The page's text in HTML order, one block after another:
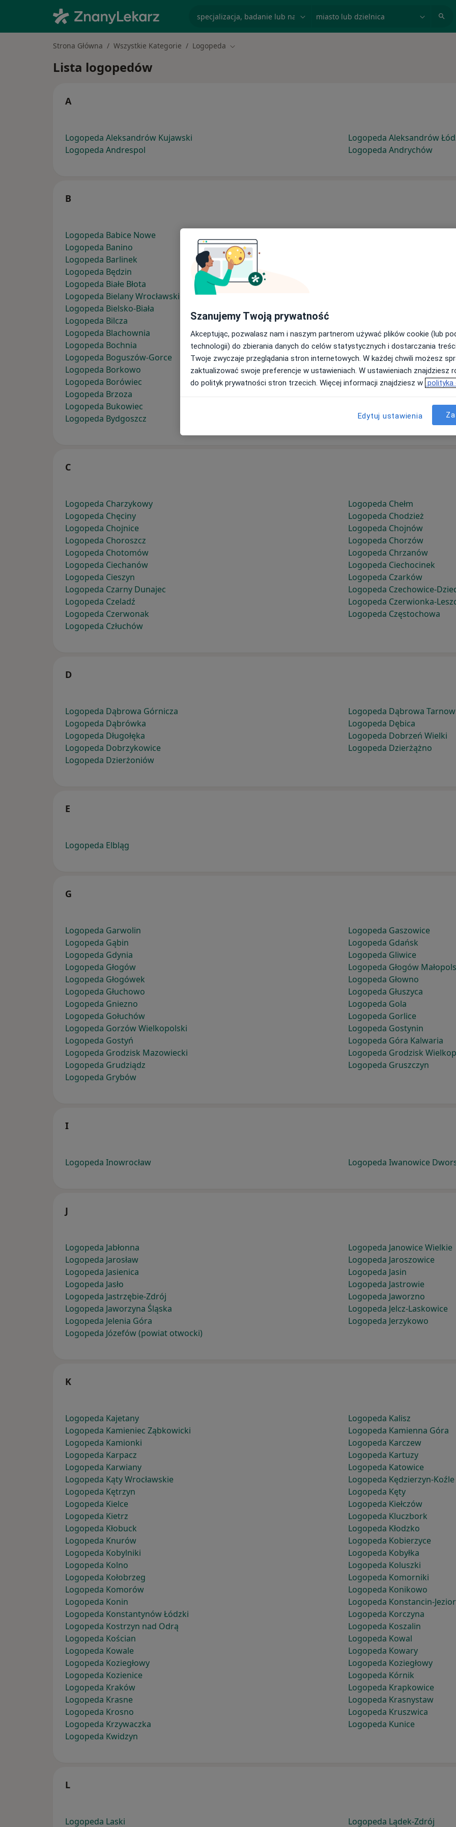
Strona Główna Wszystkie Kategorie Logopeda Zmień miasto
Lista logopedów
A
Logopeda Aleksandrów Kujawski
Logopeda Aleksandrów
Logopeda Andrespol
Logopeda Andrychów
B
Logopeda Babice Nowe
Logopeda Banino
Logopeda Barlinek
Logopeda Będzin
Logopeda Białe Błota
Logopeda Bielany Wrocławskie
Logopeda Bielsko-Biała
Logopeda Bilcza
Logopeda Blachownia
Logopeda Błonie
Logopeda Bochnia
Logopeda Boguchwała
Logopeda Boguszów-Gorce
Logopeda Bolesławiec
Logopeda Borkowo
Logopeda Borowie
Logopeda Borówiec
Logopeda Brzeg
Logopeda Brzoza
Logopeda Bukowiec
Logopeda Busko-Zdrój
Logopeda Bydgoszcz
Logopeda Bytom
C
Logopeda Charzykowy
Logopeda Chełm
Logopeda Chęciny
Logopeda Chodzież
Logopeda Chojnice
Logopeda Chojnów
Logopeda Choroszcz
Logopeda Chorzów
Logopeda Chotomów
Logopeda Chrzanów
Logopeda Ciechanów
Logopeda Ciechocinek
Logopeda Cieszyn
Logopeda Czarków
Logopeda Czarny Dunajec
Logopeda Czechowice-
Logopeda Czeladź
Logopeda Czerwionka-
Logopeda Czerwonak
Logopeda Częstochowa
Logopeda Człuchów
D
Logopeda Dąbrowa Górnicza
Logopeda Dąbrowa
Logopeda Dąbrówka
Logopeda Dębica
Logopeda Długołęka
Logopeda Dobrzeń Wielki
Logopeda Dobrzykowice
Logopeda Dzierżążno
Logopeda Dzierżoniów
E
Logopeda Elbląg
G
Logopeda Garwolin
Logopeda Gaszowice
Logopeda Gąbin
Logopeda Gdańsk
Logopeda Gdynia
Logopeda Gliwice
Logopeda Głogów
Logopeda Głogów
Logopeda Głogówek
Logopeda Głowno
Logopeda Głuchowo
Logopeda Głuszyca
Logopeda Gniezno
Logopeda Gola
Logopeda Gołuchów
Logopeda Gorlice
Logopeda Gorzów Wielkopolski
Logopeda Gostynin
Logopeda Gostyń
Logopeda Góra Kalwaria
Logopeda Grodzisk Mazowiecki
Logopeda Grodzisk
Logopeda Grudziądz
Logopeda Gruszczyn
Logopeda Grybów
I
Logopeda Inowrocław Logopeda Iwanowice
J
Logopeda Jabłonna
Logopeda Janowice Wielkie
Logopeda Jarosław
Logopeda Jaroszowice
Logopeda Jasienica
Logopeda Jasin
Logopeda Jasło
Logopeda Jastrowie
Logopeda Jastrzębie-Zdrój
Logopeda Jaworzno
Logopeda Jaworzyna Śląska
Logopeda Jelcz-Laskowice
Logopeda Jelenia Góra
Logopeda Jerzykowo
Logopeda Józefów (powiat otwocki)
K
Logopeda Kajetany
Logopeda Kalisz
Logopeda Kamieniec Ząbkowicki
Logopeda Kamienna Góra
Logopeda Kamionki
Logopeda Karczew
Logopeda Karpacz
Logopeda Kartuzy
Logopeda Karwiany
Logopeda Katowice
Logopeda Kąty Wrocławskie
Logopeda Kędzierzyn-Koźle
Logopeda Kętrzyn
Logopeda Kęty
Logopeda Kielce
Logopeda Kiełczów
Logopeda Kietrz
Logopeda Kluczbork
Logopeda Kłobuck
Logopeda Kłodzko
Logopeda Knurów
Logopeda Kobierzyce
Logopeda Kobylniki
Logopeda Kobyłka
Logopeda Kolno
Logopeda Koluszki
Logopeda Kołobrzeg
Logopeda Komorniki
Logopeda Komorów
Logopeda Konikowo
Logopeda Konin
Logopeda Konstancin-
Logopeda Konstantynów Łódzki
Logopeda Korczyna
Logopeda Kostrzyn nad Odrą
Logopeda Koszalin
Logopeda Kościan
Logopeda Kowal
Logopeda Kowale
Logopeda Kowary
Logopeda Koziegłowy
Logopeda Koziegłowy
Logopeda Kozienice
Logopeda Kórnik
Logopeda Kraków
Logopeda Krapkowice
Logopeda Krasne
Logopeda Krasnystaw
Logopeda Krosno
Logopeda Kruszwica
Logopeda Krzywaczka
Logopeda Kunice
Logopeda Kwidzyn
L
Logopeda Laski Logopeda Lądek-Zdrój
Szanujemy Twoją prywatność
Akceptując, pozwalasz nam i naszym partnerom używać plików cookie (lub
technologii) do zbierania danych do celów statystycznych i dostarczania
Twoje zwyczaje przeglądania stron internetowych. W każdej chwili możesz
zaktualizować swoje preferencje w ustawieniach. W ustawieniach znajdziesz
do polityk prywatności stron trzecich. Więcej informacji znajdziesz w polityka
Edytuj ustawienia